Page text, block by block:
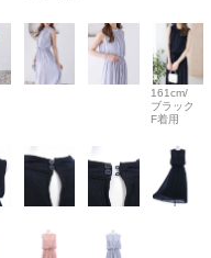
161cm/
ブラック
F着用